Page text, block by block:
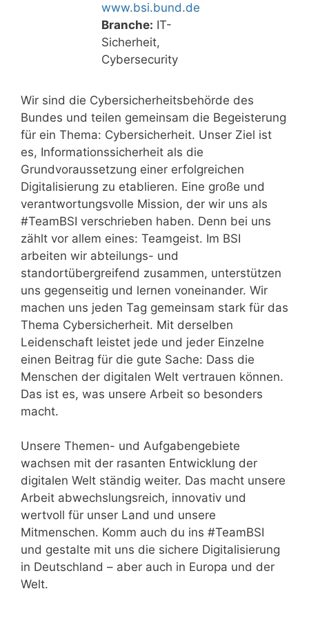
www.bsi.bund.de
Branche: IT-
Sicherheit,
Cybersecurity
Wir sind die Cybersicherheitsbehörde des
Bundes und teilen gemeinsam die Begeisterung
für ein Thema: Cybersicherheit. Unser Ziel ist
es, Informationssicherheit als die
Grundvoraussetzung einer erfolgreichen
Digitalisierung zu etablieren. Eine große und
verantwortungsvolle Mission, der wir uns als
#TeamBSI verschrieben haben. Denn bei uns
zählt vor allem eines: Teamgeist. Im BSI
arbeiten wir abteilungs- und
standortübergreifend zusammen, unterstützen
uns gegenseitig und lernen voneinander. Wir
machen uns jeden Tag gemeinsam stark für das
Thema Cybersicherheit. Mit derselben
Leidenschaft leistet jede und jeder Einzelne
einen Beitrag für die gute Sache: Dass die
Menschen der digitalen Welt vertrauen können.
Das ist es, was unsere Arbeit so besonders
macht.
Unsere Themen- und Aufgabengebiete
wachsen mit der rasanten Entwicklung der
digitalen Welt ständig weiter. Das macht unsere
Arbeit abwechslungsreich, innovativ und
wertvoll für unser Land und unsere
Mitmenschen. Komm auch du ins #TeamBSI
und gestalte mit uns die sichere Digitalisierung
in Deutschland – aber auch in Europa und der
Welt.